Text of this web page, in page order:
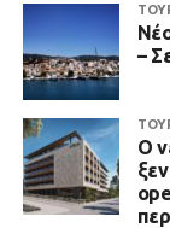
–
Ο